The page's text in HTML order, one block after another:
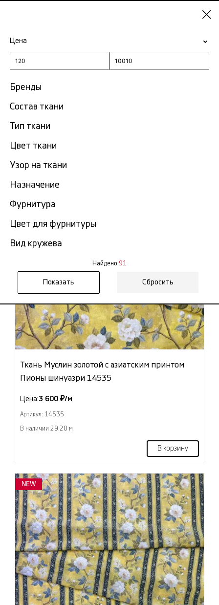
Жёлтая ткань в Казани
Показать все
Цена
Бренды
Состав ткани
Тип ткани
Цвет ткани
Узор на ткани
Назначение
Фурнитура
Цвет для фурнитуры
Вид кружева
Найдено:91
Сбросить
NEW
Ткань Муслин золотой с азиатским принтом
Пионы шинуазри 14535
Цена:3 600 ₽/м
Артикул: 14535
В наличии 29.20 м
В корзину
NEW